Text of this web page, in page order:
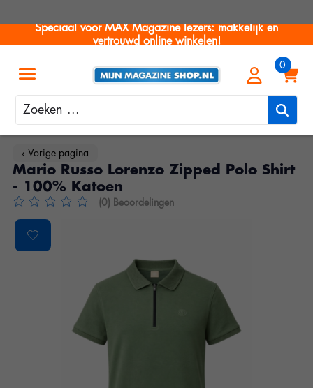
Speciaal voor MAX Magazine lezers: makkelijk en
vertrouwd online winkelen!
Zoeken
‹ Vorige pagina
Mario Russo Lorenzo Zipped Polo Shirt
- 100% Katoen
De beoordeling van dit product is0van de 5
(0) Beoordelingen
Product image slideshow Items